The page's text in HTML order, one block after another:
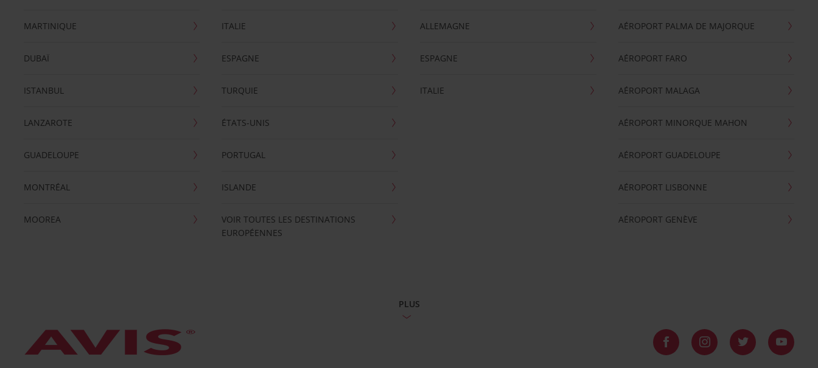
MARTINIQUE
DUBAÏ
ISTANBUL
LANZAROTE
GUADELOUPE
MONTRÉAL
MOOREA
ITALIE
ESPAGNE
TURQUIE
ÉTATS-UNIS
PORTUGAL
ISLANDE
VOIR TOUTES LES DESTINATIONS
EUROPÉENNES
ALLEMAGNE
ESPAGNE
ITALIE
AÉROPORT PALMA DE MAJORQUE
AÉROPORT FARO
AÉROPORT MALAGA
AÉROPORT MINORQUE MAHON
AÉROPORT GUADELOUPE
AÉROPORT LISBONNE
AÉROPORT GENÈVE
PLUS